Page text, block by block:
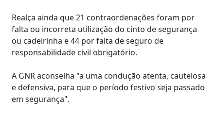
Realça ainda que 21 contraordenações foram por
falta ou incorreta utilização do cinto de segurança
ou cadeirinha e 44 por falta de seguro de
responsabilidade civil obrigatório.
A GNR aconselha "a uma condução atenta, cautelosa
e defensiva, para que o período festivo seja passado
em segurança".